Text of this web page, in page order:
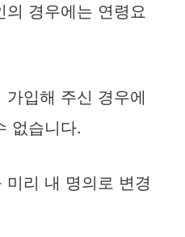
의 경우에는 연령요
가입해 주신 경우에
없습니다.
리 내 명의로 변경